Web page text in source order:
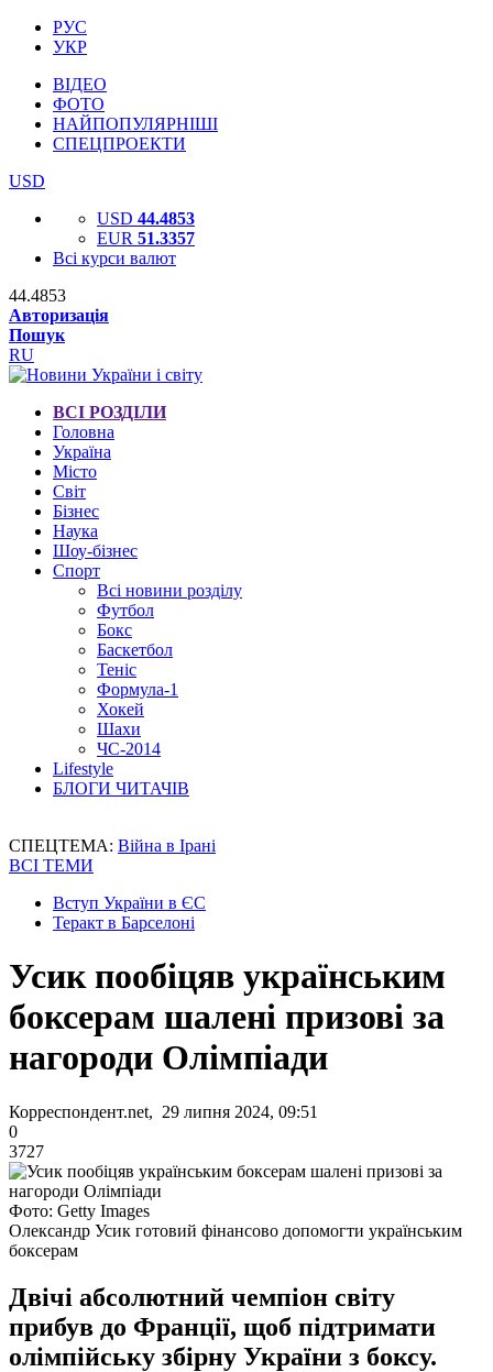
РУС
УКР
ВІДЕО
ФОТО
НАЙПОПУЛЯРНІШІ
СПЕЦПРОЕКТИ
USD
USD 44.4853
EUR 51.3357
Всі курси валют
44.4853
Авторизація
Пошук
RU
ВСІ РОЗДІЛИ
Головна
Україна
Місто
Світ
Бізнес
Наука
Шоу-бізнес
Спорт
Всі новини розділу
Футбол
Бокс
Баскетбол
Теніс
Формула-1
Хокей
Шахи
ЧС-2014
Lifestyle
БЛОГИ ЧИТАЧІВ
СПЕЦТЕМА: Війна в Ірані
ВСІ ТЕМИ
Вступ України в ЄС
Теракт в Барселоні
Усик пообіцяв українським
боксерам шалені призові за
нагороди Олімпіади
Корреспондент.net, 29 липня 2024, 09:51
0
3727
Фото: Getty Images
Олександр Усик готовий фінансово допомогти українським
боксерам
Двічі абсолютний чемпіон світу
прибув до Франції, щоб підтримати
олімпійську збірну України з боксу.